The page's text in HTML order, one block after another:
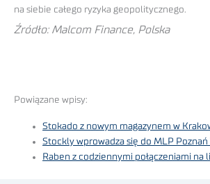
na siebie całego ryzyka geopolitycznego.
Źródło: Malcom Finance, Polska
Powiązane wpisy:
Stokado z nowym magazynem w
Stockly wprowadza się do MLP Poznań
Raben z codziennymi połączeniami na